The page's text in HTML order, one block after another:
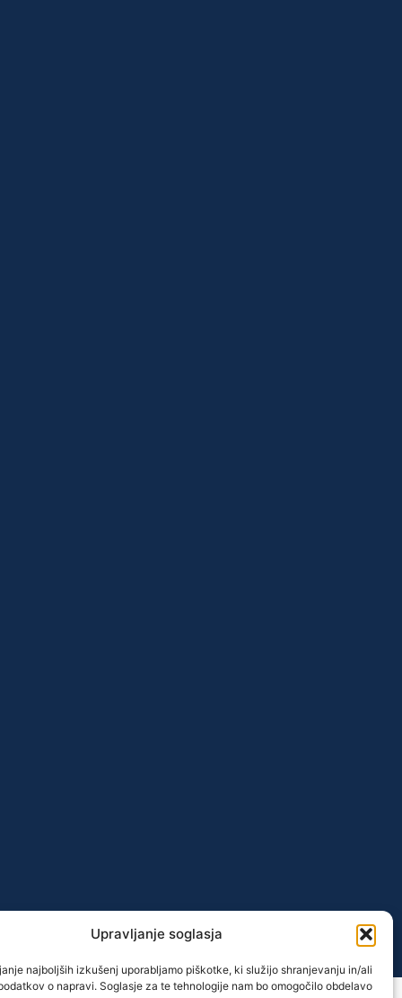
Upravljanje soglasja
najboljših izkušenj uporabljamo piškotke, ki služijo shranjevanju in/ali
o napravi. Soglasje za te tehnologije nam bo omogočilo obdelavo